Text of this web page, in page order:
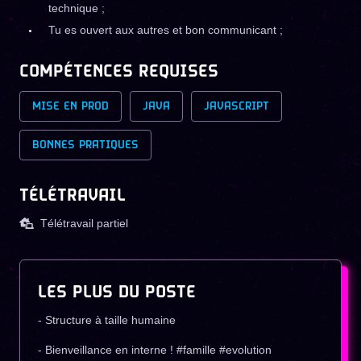
technique ;
Tu es ouvert aux autres et bon communicant ;
COMPÉTENCES REQUISES
MISE EN PROD JAVA JAVASCRIPT
BONNES PRATIQUES
TÉLÉTRAVAIL
Télétravail partiel
LES PLUS DU POSTE
- Structure à taille humaine
- Bienveillance en interne ! #famille #evolution